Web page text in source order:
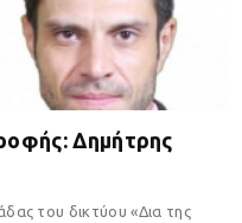
Δημήτρης
του δικτύου «Δια της